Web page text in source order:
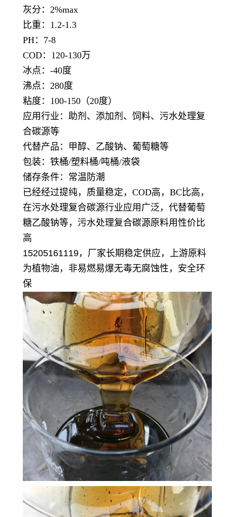
灰分：2%max
比重：1.2-1.3
PH：7-8
COD：120-130万
冰点：-40度
沸点：280度
粘度：100-150（20度）
应用行业：助剂、添加剂、饲料、污水处理复
合碳源等
代替产品：甲醇、乙酸钠、葡萄糖等
包装：铁桶/塑料桶/吨桶/液袋
储存条件：常温防潮
已经经过提纯，质量稳定，COD高，BC比高，
在污水处理复合碳源行业应用广泛，代替葡萄
糖乙酸钠等，污水处理复合碳源原料用性价比
高
15205161119，厂家长期稳定供应，上游原料
为植物油，非易燃易爆无毒无腐蚀性，安全环
保